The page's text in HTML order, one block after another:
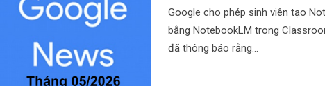
Google cho phép sinh viên tạo
bằng NotebookLM trong
đã thông báo rằng…